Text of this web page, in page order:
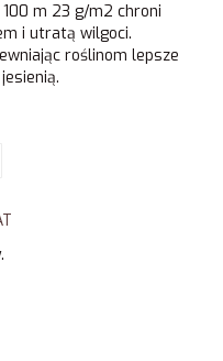
100 m 23 g/m2 chroni
i utratą wilgoci.
roślinom lepsze